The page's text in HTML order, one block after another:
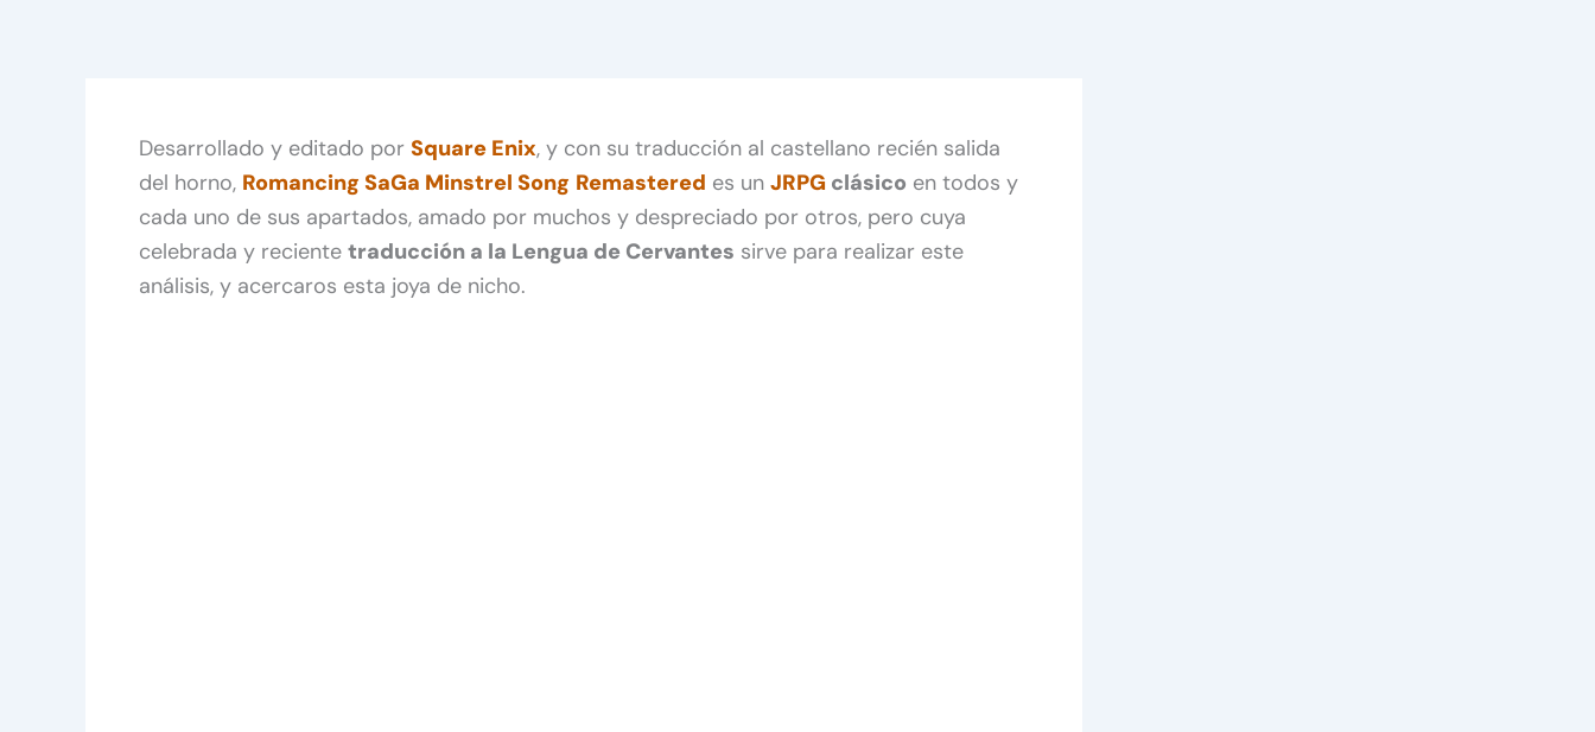
Desarrollado y editado por Square Enix, y con su traducción al castellano recién salida
del horno, Romancing SaGa Minstrel Song Remastered es un JRPG clásico en todos y
cada uno de sus apartados, amado por muchos y despreciado por otros, pero cuya
celebrada y reciente traducción a la Lengua de Cervantes sirve para realizar este
análisis, y acercaros esta joya de nicho.